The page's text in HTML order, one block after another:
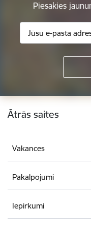
Piesakies
Kājene
Ātrās saites
Vakances
Pakalpojumi
Iepirkumi